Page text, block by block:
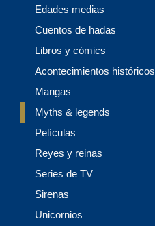
Edades medias
Cuentos de hadas
Libros y cómics
Acontecimientos históricos
Mangas
Myths & legends
Películas
Reyes y reinas
Series de TV
Sirenas
Unicornios